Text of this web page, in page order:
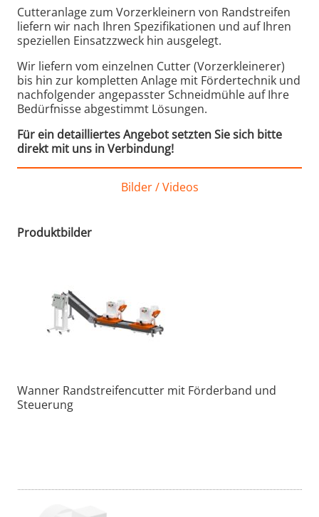
Cutteranlage zum Vorzerkleinern von Randstreifen
liefern wir nach Ihren Spezifikationen und auf Ihren
speziellen Einsatzzweck hin ausgelegt.
Wir liefern vom einzelnen Cutter (Vorzerkleinerer)
bis hin zur kompletten Anlage mit Fördertechnik und
nachfolgender angepasster Schneidmühle auf Ihre
Bedürfnisse abgestimmt Lösungen.
Für ein detailliertes Angebot setzten Sie sich bitte
direkt mit uns in Verbindung!
Bilder / Videos
Produktbilder
Wanner Randstreifencutter mit Förderband und
Steuerung